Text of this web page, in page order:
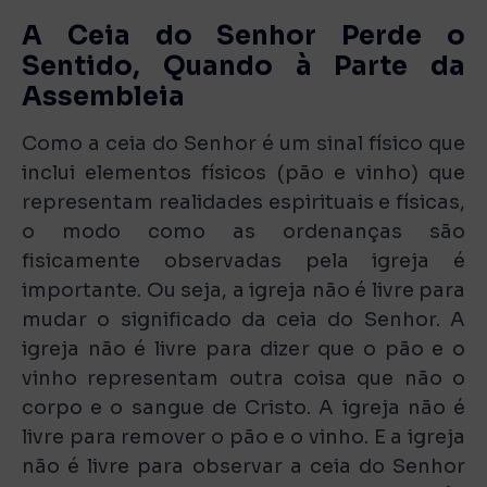
A Ceia do Senhor Perde o
Sentido, Quando à Parte da
Assembleia
Como a ceia do Senhor é um sinal físico que
inclui elementos físicos (pão e vinho) que
representam realidades espirituais e físicas,
o modo como as ordenanças são
fisicamente observadas pela igreja é
importante. Ou seja, a igreja não é livre para
mudar o significado da ceia do Senhor. A
igreja não é livre para dizer que o pão e o
vinho representam outra coisa que não o
corpo e o sangue de Cristo. A igreja não é
livre para remover o pão e o vinho. E a igreja
não é livre para observar a ceia do Senhor